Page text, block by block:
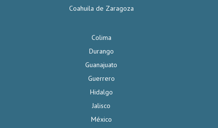
Coahuila de Zaragoza
Colima
Durango
Guanajuato
Guerrero
Hidalgo
Jalisco
México